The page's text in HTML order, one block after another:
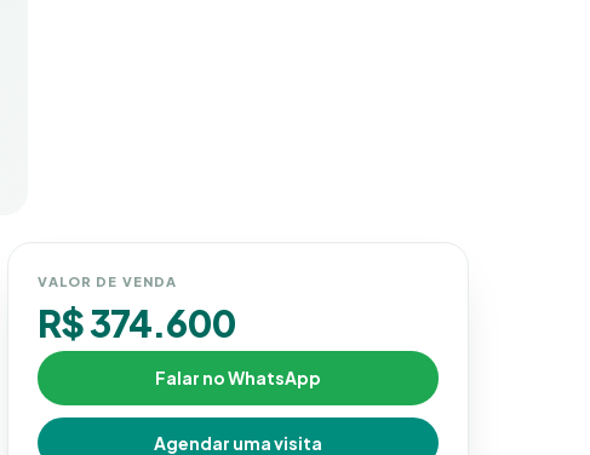
VALOR DE VENDA
R$ 374.600
Falar no WhatsApp
Agendar uma visita